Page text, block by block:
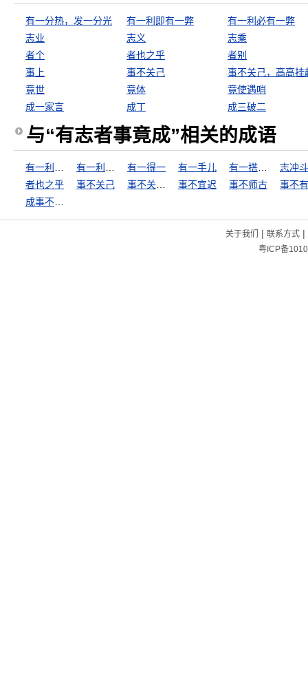
有一分热，发一分光 有一利即有一弊
有一利必有一弊
志业
志义
志乘
者个
者也之乎
者别
事上
事不关己
事不关己，高高挂
竟世
竟体
竟使遇哨
成一家言
成丁 成三破二
与“有志者事竟成”相关的成语
有一得一 有一手儿
志冲
者也之乎
事不关己 事不宜迟 事不师古
事不
关于我们 | 联系方式|
粤ICP备